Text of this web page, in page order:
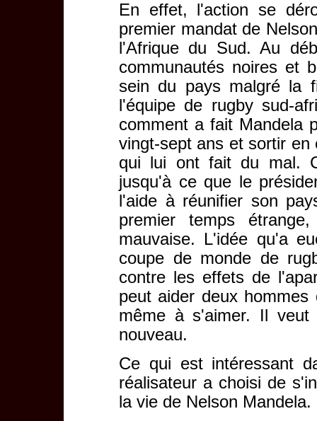
En effet, l'action se
premier mandat de
l'Afrique du Sud. Au
communautés noires et
sein du pays malgré la
l'équipe de rugby sud-
comment a fait Mandela
vingt-sept ans et sortir
qui lui ont fait du mal.
jusqu'à ce que le
l'aide à réunifier son
premier temps
mauvaise. L'idée qu'a
coupe de monde de
contre les effets de
peut aider deux
même à s'aimer. Il
nouveau.
Ce qui est intéressant
réalisateur a choisi de
la vie de Nelson Mandela.